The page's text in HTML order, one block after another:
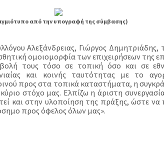
από την υπογραφή της σύμβασης)
Αλεξάνδρειας, Γιώργος Δημητριάδης,
ομοιομορφία των επιχειρήσεων της
τους τόσο σε τοπική όσο και σε
και κοινής ταυτότητας με το
προς στα τοπικά καταστήματα, η
στόχο μας. Ελπίζω η άριστη
και στην υλοποίηση της πράξης, ώστε
προς όφελος όλων μας».